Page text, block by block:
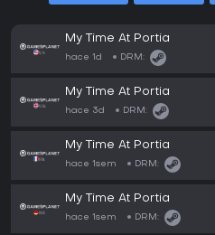
My Time At Portia
hace 1d DRM:
My Time At Portia
hace 3d DRM:
My Time At Portia
hace 1sem DRM:
My Time At Portia
hace 1sem DRM: